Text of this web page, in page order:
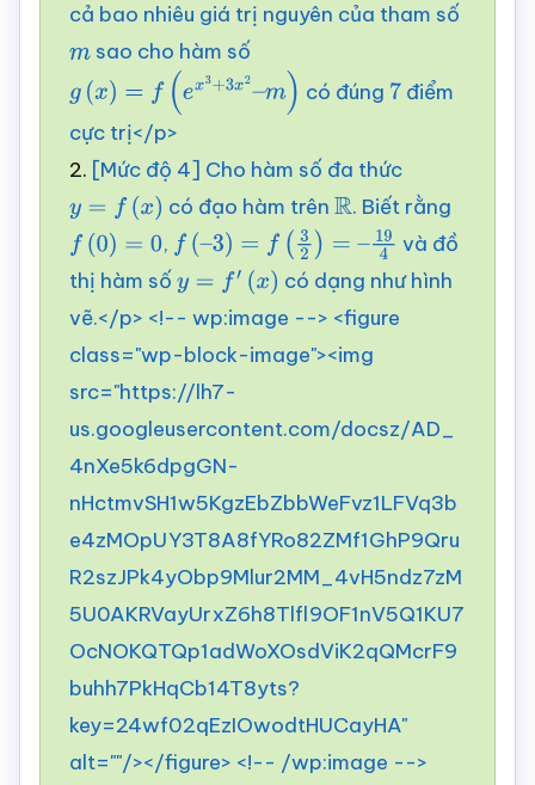
cả bao nhiêu giá trị nguyên của tham số
msao cho hàm số
g (x)=f( ex 3 +3 2– m) có đúng 7điểm
cực trị</p>
2. [Mức độ 4] Cho hàm số đa thức
y =f( x ) có đạo hàm trênR . Biết rằng
f( 0)= 0 , f( –3)=f( 32)=– 194
và đồ
thị hàm số y =f′ (x
có dạng như hình
vẽ.</p> <!-- wp:image --> <figure
class="wp-block-image"><img
src="https://lh7-
us.googleusercontent.com/docsz/AD_
4nXe5k6dpgGN-
nHctmvSH1w5KgzEbZbbWeFvz1LFVq3b
e4zMOpUY3T8A8fYRo82ZMf1GhP9Qru
R2szJPk4yObp9Mlur2MM_4vH5ndz7zM
5U0AKRVayUrxZ6h8Tlfl9OF1nV5Q1KU7
OcNOKQTQp1adWoXOsdViK2qQMcrF9
buhh7PkHqCb14T8yts?
key=24wf02qEzIOwodtHUCayHA"
alt=""/></figure> <!-- /wp:image -->